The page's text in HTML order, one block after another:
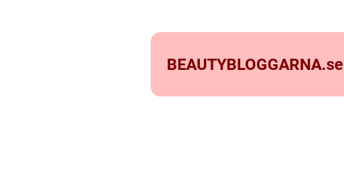
BEAUTYBLOGGARNA.se